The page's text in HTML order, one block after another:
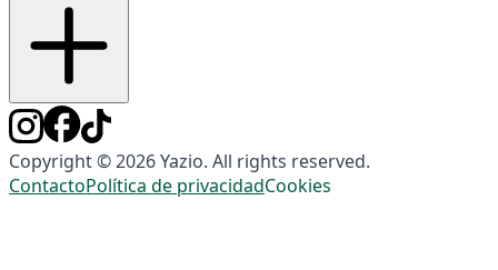
Copyright © 2026 Yazio. All rights reserved.
ContactoPolítica de privacidadCookies